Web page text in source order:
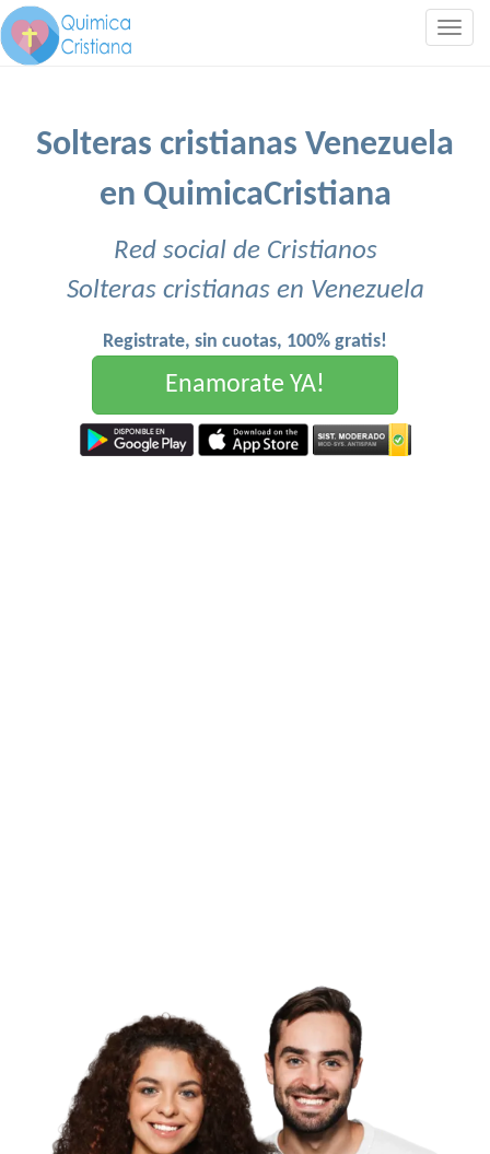
Solteras cristianas Venezuela
en QuimicaCristiana
Red social de Cristianos
Solteras cristianas en Venezuela
Registrate, sin cuotas, 100% gratis!
Enamorate YA!